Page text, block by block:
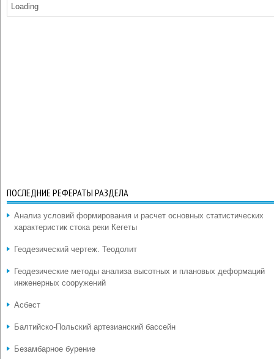
Loading
ПОСЛЕДНИЕ РЕФЕРАТЫ РАЗДЕЛА
Анализ условий формирования и расчет основных статистических
характеристик стока реки Кегеты
Геодезический чертеж. Теодолит
Геодезические методы анализа высотных и плановых деформаций
инженерных сооружений
Асбест
Балтийско-Польский артезианский бассейн
Безамбарное бурение